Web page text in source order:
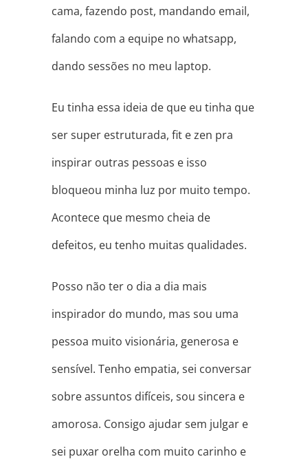
cama, fazendo post, mandando email,
falando com a equipe no whatsapp,
dando sessões no meu laptop.
Eu tinha essa ideia de que eu tinha que
ser super estruturada, fit e zen pra
inspirar outras pessoas e isso
bloqueou minha luz por muito tempo.
Acontece que mesmo cheia de
defeitos, eu tenho muitas qualidades.
Posso não ter o dia a dia mais
inspirador do mundo, mas sou uma
pessoa muito visionária, generosa e
sensível. Tenho empatia, sei conversar
sobre assuntos difíceis, sou sincera e
amorosa. Consigo ajudar sem julgar e
sei puxar orelha com muito carinho e